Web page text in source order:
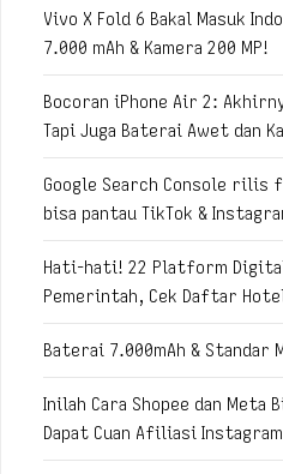
Vivo X Fold 6 Bakal Masuk
7.000 mAh & Kamera 200 MP!
Bocoran iPhone Air 2:
Tapi Juga Baterai Awet dan
Google Search Console
bisa pantau TikTok &
Hati-hati! 22 Platform
Pemerintah, Cek Daftar
Baterai 7.000mAh &
Inilah Cara Shopee dan Meta
Dapat Cuan Afiliasi